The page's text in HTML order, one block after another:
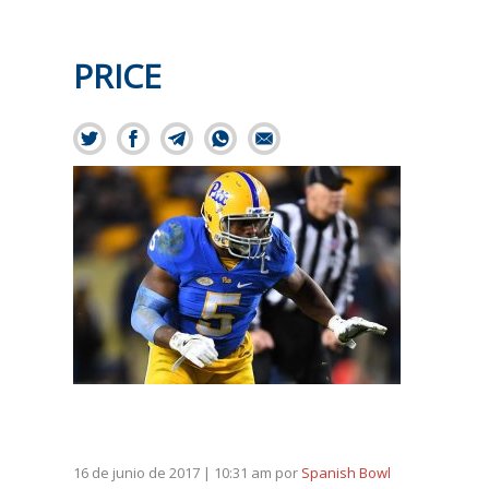
PRICE
16 de junio de 2017 | 10:31 am por Spanish Bowl